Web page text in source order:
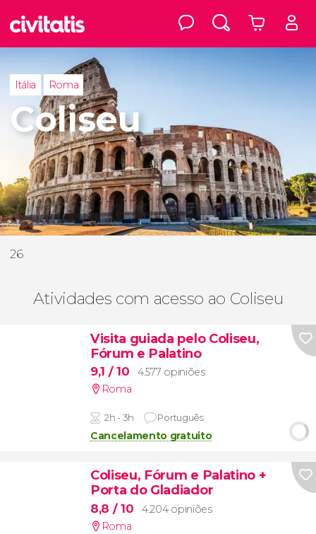
Itália Roma
Coliseu
26
Atividades com acesso ao Coliseu
Visita guiada pelo Coliseu,
Fórum e Palatino
9,1 / 10
4.577 opiniões
Roma
2h - 3h Português
Cancelamento gratuito
Coliseu, Fórum e Palatino +
Porta do Gladiador
8,8 / 10
4.204 opiniões
Roma